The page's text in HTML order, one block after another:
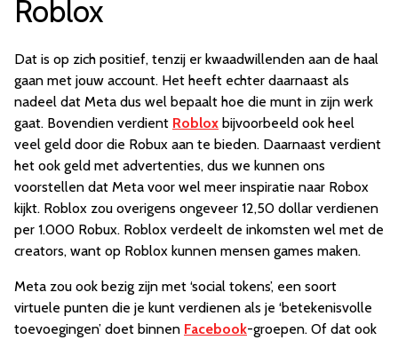
Roblox
Dat is op zich positief, tenzij er kwaadwillenden aan de haal
gaan met jouw account. Het heeft echter daarnaast als
nadeel dat Meta dus wel bepaalt hoe die munt in zijn werk
gaat. Bovendien verdient Roblox bijvoorbeeld ook heel
veel geld door die Robux aan te bieden. Daarnaast verdient
het ook geld met advertenties, dus we kunnen ons
voorstellen dat Meta voor wel meer inspiratie naar Robox
kijkt. Roblox zou overigens ongeveer 12,50 dollar verdienen
per 1.000 Robux. Roblox verdeelt de inkomsten wel met de
creators, want op Roblox kunnen mensen games maken.
Meta zou ook bezig zijn met ‘social tokens’, een soort
virtuele punten die je kunt verdienen als je ‘betekenisvolle
toevoegingen’ doet binnen Facebook-groepen. Of dat ook